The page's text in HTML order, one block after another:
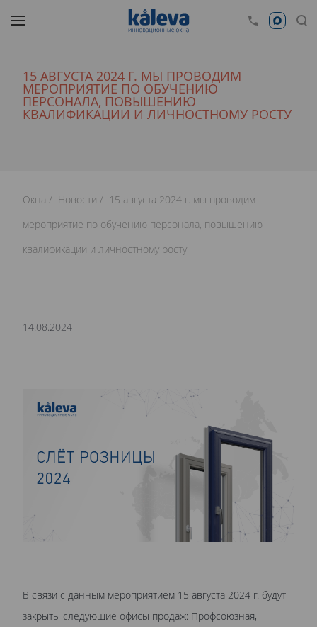
15 АВГУСТА 2024 Г. МЫ ПРОВОДИМ
МЕРОПРИЯТИЕ ПО ОБУЧЕНИЮ
ПЕРСОНАЛА, ПОВЫШЕНИЮ
КВАЛИФИКАЦИИ И ЛИЧНОСТНОМУ РОСТУ
Окна Новости
15 августа 2024 г. мы проводим
мероприятие по обучению персонала, повышению
квалификации и личностному росту
14.08.2024
В связи с данным мероприятием 15 августа 2024 г. будут
закрыты следующие офисы продаж: Профсоюзная,